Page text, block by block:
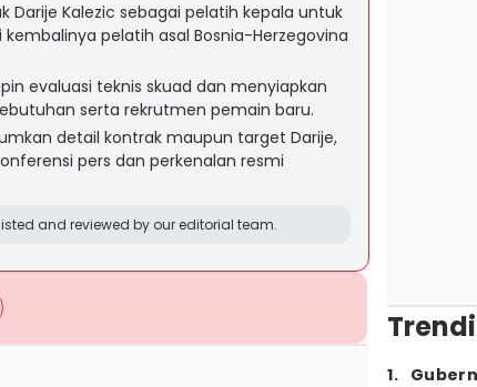
Darije Kalezic sebagai pelatih kepala untuk
pelatih asal Bosnia-Herzegovina
evaluasi teknis skuad dan menyiapkan
serta rekrutmen pemain baru.
detail kontrak maupun target Darije,
pers dan perkenalan resmi
and reviewed by our editorial team.
1.